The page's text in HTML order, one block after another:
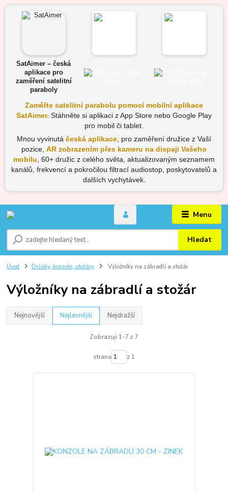
SatAimer – česká
aplikace pro
zaměření satelitní
paraboly
Zaměřte satelitní parabolu pomocí mobilní aplikace
SatAimer. Stáhněte si aplikaci z App Store nebo Google Play
pro mobil či tablet.
Mnou vyvinutá česká aplikace , pro zaměření družice z Vaší
pozice, AR zobrazením přes kameru na dispaji Vašeho
mobilu , 60+ družic z celého světa, aktualizovaným seznamem
kanálů, frekvencí a pokročilou filtrací audiostop, poskytovatelů a
dalších vychytávek.
Menu
Hledat
Úvod Držáky, konzole, stožáry Výložníky na zábradlí a stožár
Výložníky na zábradlí a stožár
Nejnovější Nejlevnější Nejdražší
Zobrazuji 1-7 z 7
strana z 1